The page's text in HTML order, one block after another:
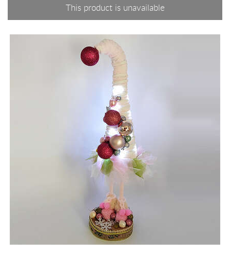
This product is unavailable